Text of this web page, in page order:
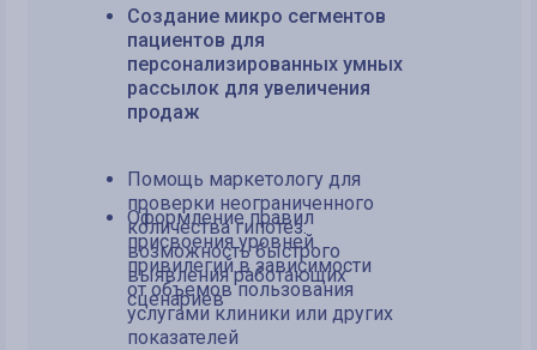
Создание микро сегментов
пациентов для
персонализированных умных
рассылок для увеличения
продаж
Помощь маркетологу для
проверки неограниченного
количества гипотез:
возможность быстрого
выявления работающих
сценариев
Оформление правил
присвоения уровней
привилегий в зависимости
от объемов пользования
услугами клиники или других
показателей